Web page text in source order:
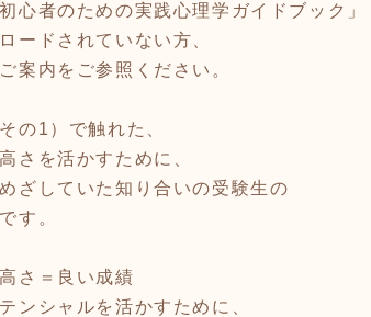
心者のための実践心理学ガイドブック」
ードされていない方、
案内をご参照ください。
の1）で触れた、
さを活かすために、
ざしていた知り合いの受験生の
す。
さ＝良い成績
ンシャルを活かすために、